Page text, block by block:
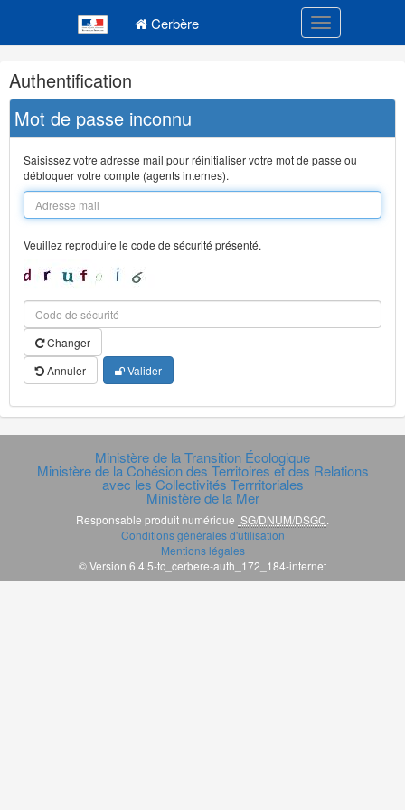
Cerbère Toggle
Navigation
et
outils
annexes
Authentification
Mot de passe inconnu
Saisissez votre adresse mail pour réinitialiser votre mot de passe ou
débloquer votre compte (agents internes).
Veuillez reproduire le code de sécurité présenté.
Changer
Annuler
Valider
Ministère de la Transition Écologique
Ministère de la Cohésion des Territoires et des Relations
avec les Collectivités Terrritoriales
Ministère de la Mer
Responsable produit numérique SG/DNUM/DSGC
Conditions générales d'utilisation
Mentions légales
© Version 6.4.5-tc_cerbere-auth_172_184-internet